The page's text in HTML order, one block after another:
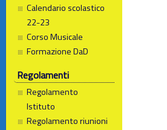
Calendario scolastico
22-23
Corso Musicale
Formazione DaD
Regolamenti
Regolamento
Istituto
Regolamento riunioni